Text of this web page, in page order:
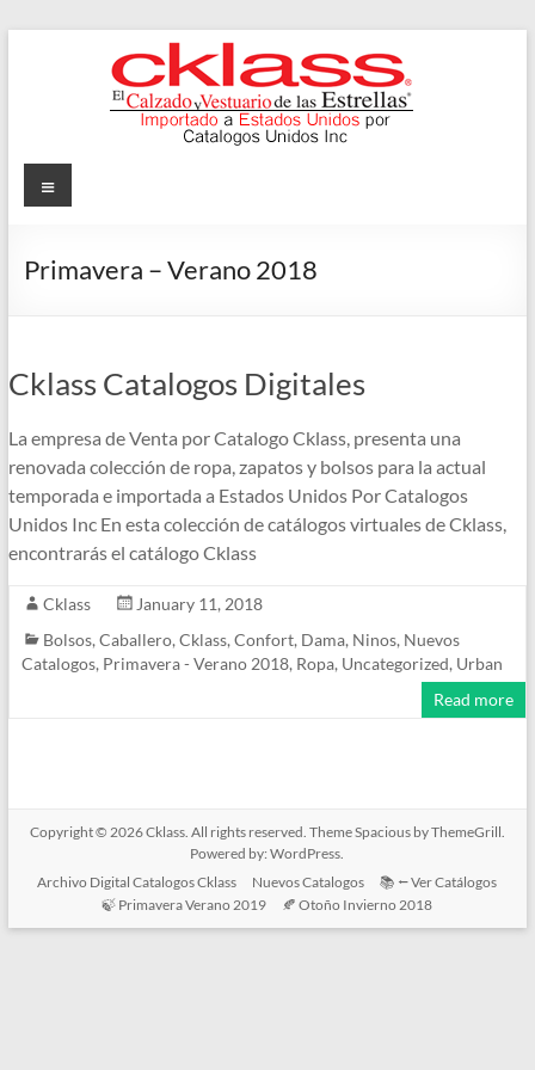
Cklass
y
Estrellas
Menu
Primavera – Verano 2018
Cklass Catalogos Digitales
La empresa de Venta por Catalogo Cklass, presenta una
renovada colección de ropa, zapatos y bolsos para la actual
temporada e importada a Estados Unidos Por Catalogos
Unidos Inc En esta colección de catálogos virtuales de Cklass,
encontrarás el catálogo Cklass
Cklass
January 11, 2018
Bolsos, Caballero, Cklass, Confort, Dama, Ninos, Nuevos
Catalogos, Primavera - Verano 2018, Ropa, Uncategorized, Urban
Read more
Copyright © 2026Cklass. All rights reserved. ThemeSpaciousby ThemeGrill.
Powered by:WordPress.
Archivo Digital Catalogos Cklass
Nuevos Catalogos
📚 ⭠ Ver Catálogos
🍃 Primavera Verano 2019
🍂 Otoño Invierno 2018